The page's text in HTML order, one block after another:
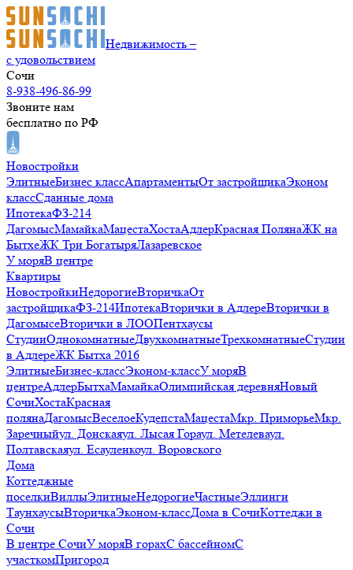
Недвижимость –
с удовольствием
Сочи
8-938-496-86-99
Звоните нам
бесплатно по РФ
Новостройки
ЭлитныеБизнес классАпартаментыОт застройщикаЭконом
классСданные дома
ИпотекаФЗ-214
ДагомысМамайкаМацестаХостаАдлерКрасная ПолянаЖК на
БытхеЖК Три БогатыряЛазаревское
У моряВ центре
Квартиры
НовостройкиНедорогиеВторичкаОт
застройщикаФЗ-214ИпотекаВторички в АдлереВторички в
ДагомысеВторички в ЛООПентхаусы
СтудииОднокомнатныеДвухкомнатныеТрехкомнатныеСтудии
в АдлереЖК Бытха 2016
ЭлитныеБизнес-классЭконом-классУ моряВ
центреАдлерБытхаМамайкаОлимпийская деревняНовый
СочиХостаКрасная
полянаДагомысВеселоеКудепстаМацестаМкр. ПриморьеМкр.
Заречныйул. Донскаяул. Лысая Гораул. Метелеваул.
Полтавскаяул. Есауленкоул. Воровского
Дома
Коттеджные
поселкиВиллыЭлитныеНедорогиеЧастныеЭллинги
ТаунхаусыВторичкаЭконом-классДома в СочиКоттеджи в
Сочи
В центре СочиУ моряВ горахС бассейномС
участкомПригород